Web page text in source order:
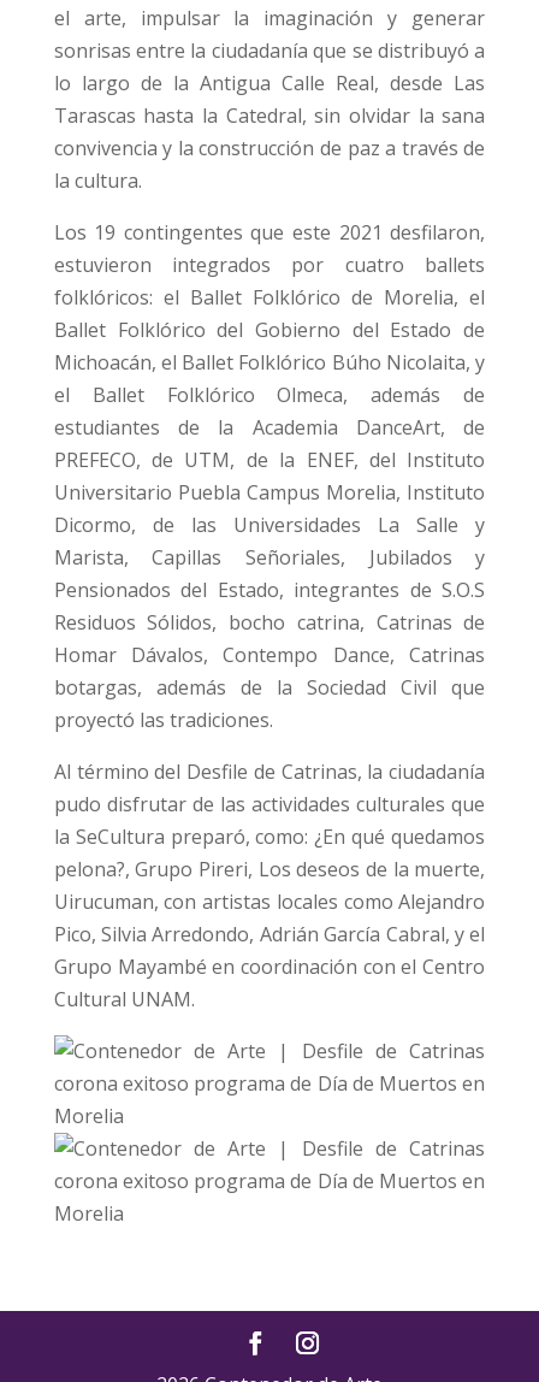
el arte, impulsar la imaginación y generar
sonrisas entre la ciudadanía que se distribuyó a
lo largo de la Antigua Calle Real, desde Las
Tarascas hasta la Catedral, sin olvidar la sana
convivencia y la construcción de paz a través de
la cultura.
Los 19 contingentes que este 2021 desfilaron,
estuvieron integrados por cuatro ballets
folklóricos: el Ballet Folklórico de Morelia, el
Ballet Folklórico del Gobierno del Estado de
Michoacán, el Ballet Folklórico Búho Nicolaita, y
el Ballet Folklórico Olmeca, además de
estudiantes de la Academia DanceArt, de
PREFECO, de UTM, de la ENEF, del Instituto
Universitario Puebla Campus Morelia, Instituto
Dicormo, de las Universidades La Salle y
Marista, Capillas Señoriales, Jubilados y
Pensionados del Estado, integrantes de S.O.S
Residuos Sólidos, bocho catrina, Catrinas de
Homar Dávalos, Contempo Dance, Catrinas
botargas, además de la Sociedad Civil que
proyectó las tradiciones.
Al término del Desfile de Catrinas, la ciudadanía
pudo disfrutar de las actividades culturales que
la SeCultura preparó, como: ¿En qué quedamos
pelona?, Grupo Pireri, Los deseos de la muerte,
Uirucuman, con artistas locales como Alejandro
Pico, Silvia Arredondo, Adrián García Cabral, y el
Grupo Mayambé en coordinación con el Centro
Cultural UNAM.